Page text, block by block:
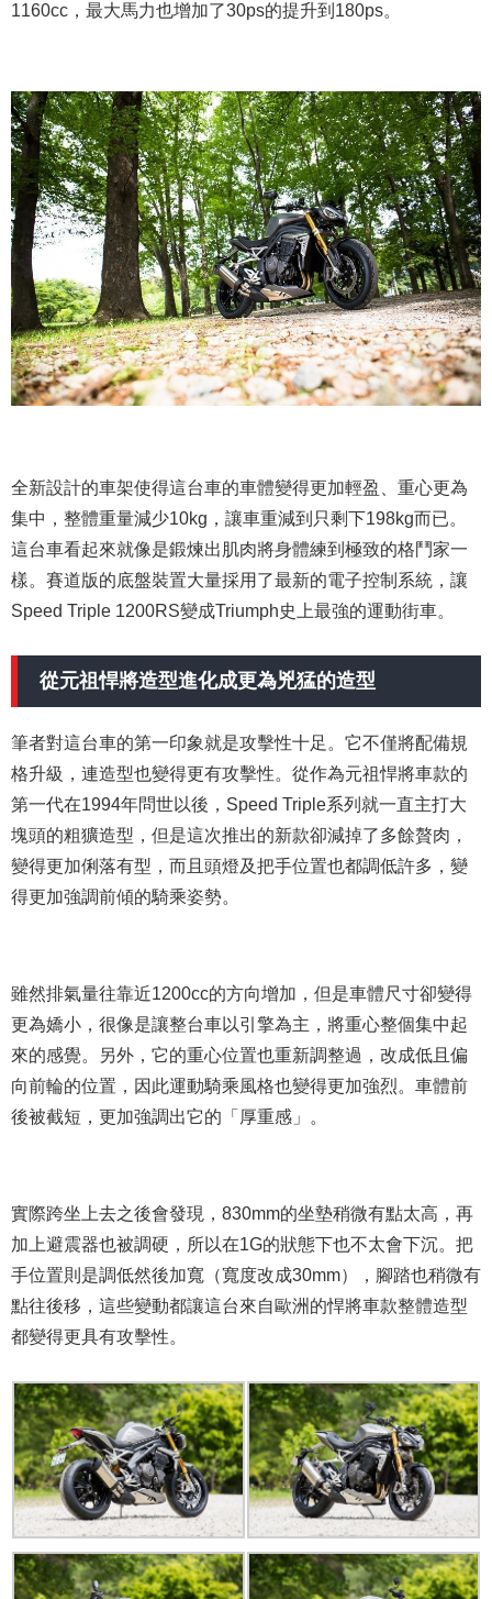
1160cc，最大馬力也增加了30ps的提升到180ps。
全新設計的車架使得這台車的車體變得更加輕盈、重心更為
集中，整體重量減少10kg，讓車重減到只剩下198kg而已。
這台車看起來就像是鍛煉出肌肉將身體練到極致的格鬥家一
樣。賽道版的底盤裝置大量採用了最新的電子控制系統，讓
Speed Triple 1200RS變成Triumph史上最強的運動街車。
從元祖悍將造型進化成更為兇猛的造型
筆者對這台車的第一印象就是攻擊性十足。它不僅將配備規
格升級，連造型也變得更有攻擊性。從作為元祖悍將車款的
第一代在1994年問世以後，Speed Triple系列就一直主打大
塊頭的粗獷造型，但是這次推出的新款卻減掉了多餘贅肉，
變得更加俐落有型，而且頭燈及把手位置也都調低許多，變
得更加強調前傾的騎乘姿勢。
雖然排氣量往靠近1200cc的方向增加，但是車體尺寸卻變得
更為嬌小，很像是讓整台車以引擎為主，將重心整個集中起
來的感覺。另外，它的重心位置也重新調整過，改成低且偏
向前輪的位置，因此運動騎乘風格也變得更加強烈。車體前
後被截短，更加強調出它的「厚重感」。
實際跨坐上去之後會發現，830mm的坐墊稍微有點太高，再
加上避震器也被調硬，所以在1G的狀態下也不太會下沉。把
手位置則是調低然後加寬（寬度改成30mm），腳踏也稍微有
點往後移，這些變動都讓這台來自歐洲的悍將車款整體造型
都變得更具有攻擊性。